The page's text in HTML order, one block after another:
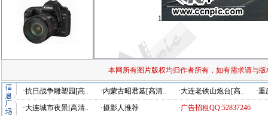
1
本网所有图片版权均归作者所有，如有需求请与
·抗日战争雕塑园[高.. ·内蒙古昭君墓[高清.. ·大连老铁山炮台[高..
·
·大连城市夜景[高清..
·摄影人推荐 ·广告招租QQ:52837246